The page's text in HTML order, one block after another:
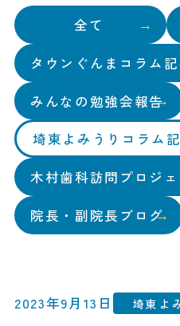
全て
タウンぐんまコラム
みんなの勉強会報告
埼東よみうりコラム
木村歯科訪問プロジ
院長・副院長ブログ
2023年9月13日 埼東よ